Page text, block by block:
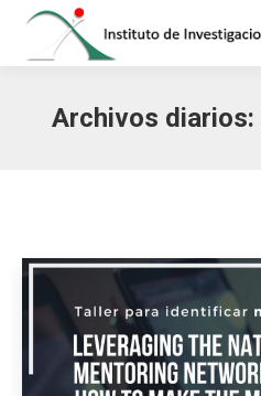
Archivos diarios: